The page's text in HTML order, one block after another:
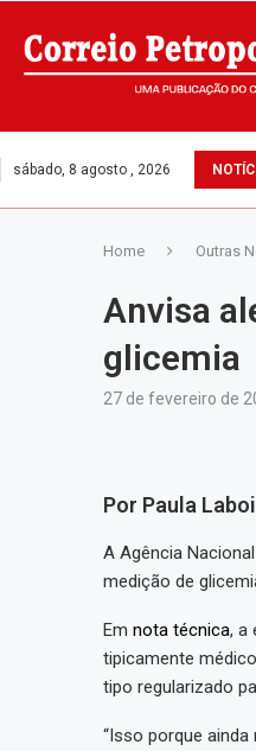
sábado, 8 agosto , 2026
Home Outras
Anvisa
glicemia
27 de fevereiro de
Por Paula
A Agência
medição de
Em nota técnica, a
tipicamente
tipo regularizado
“Isso porque